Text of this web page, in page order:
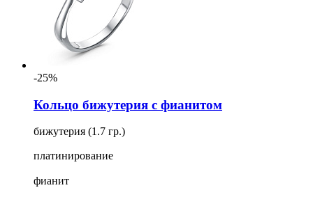
-25%
Кольцо бижутерия с фианитом
бижутерия (1.7 гр.)
платинирование
фианит